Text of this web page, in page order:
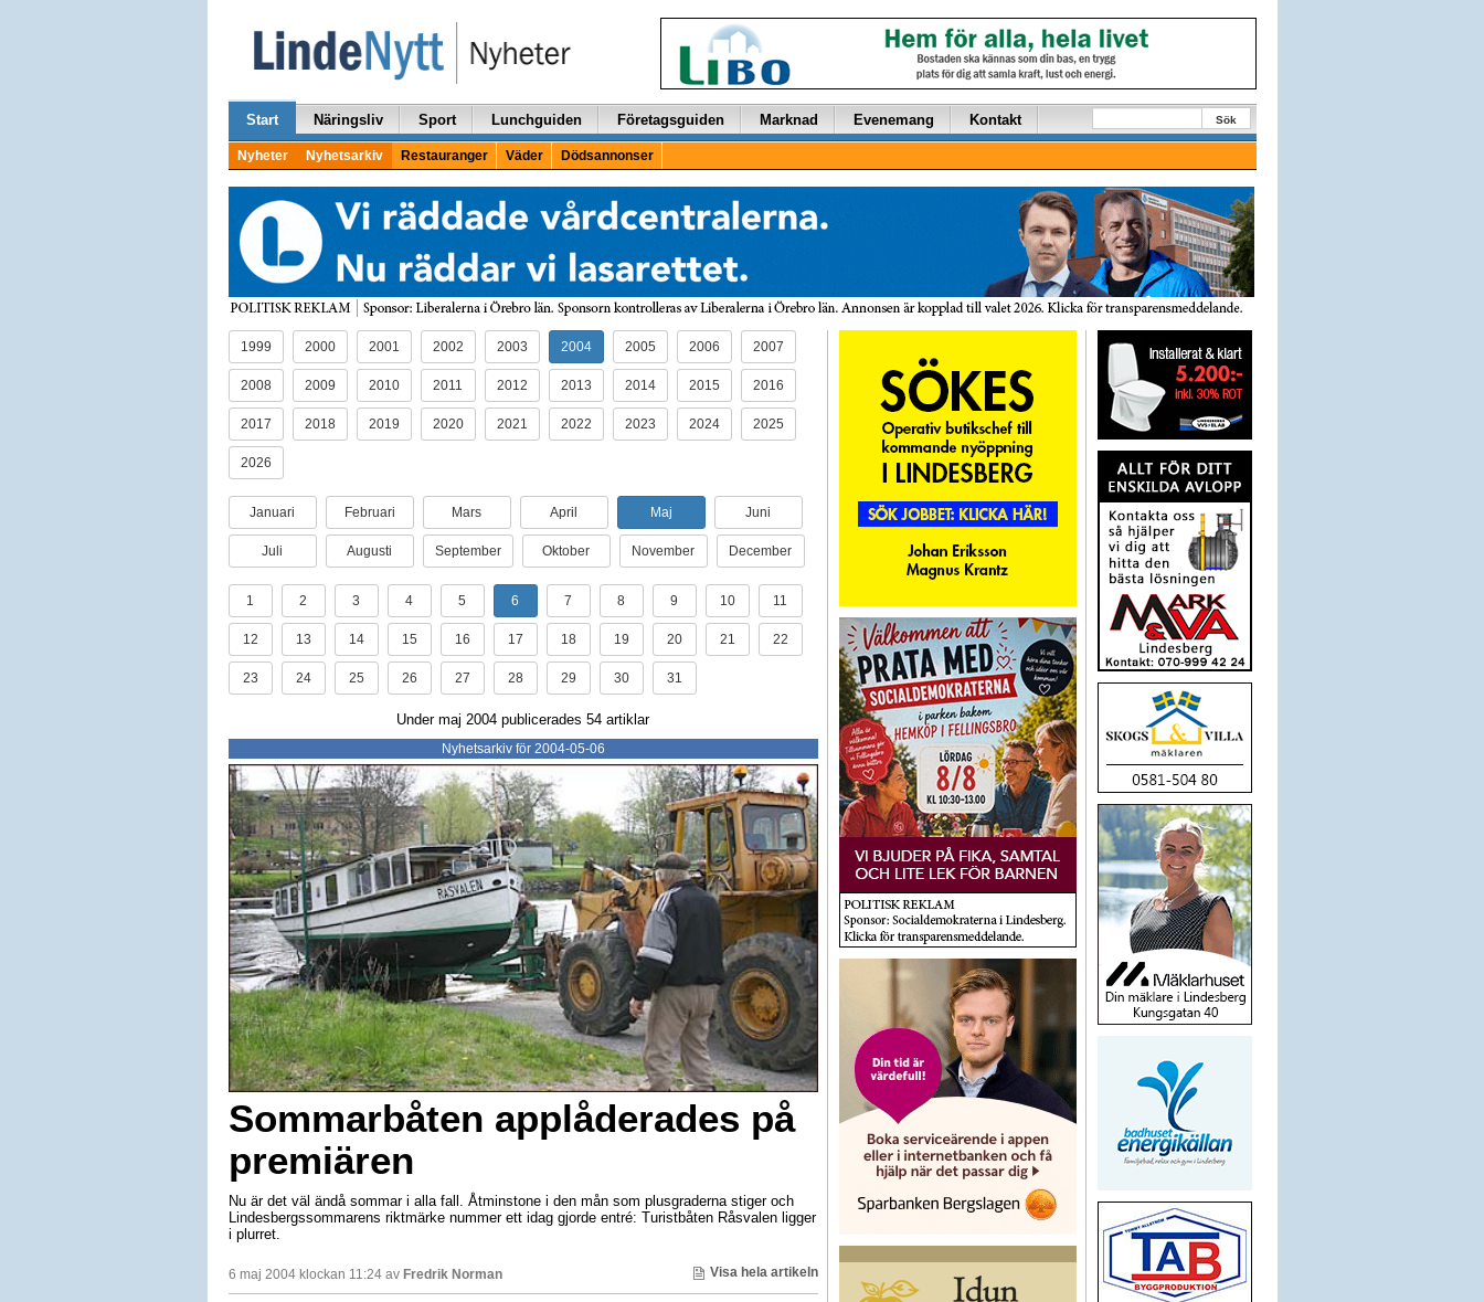
Start Näringsliv Sport Lunchguiden Företagsguiden Marknad Evenemang Kontakt Sök
Nyheter Nyhetsarkiv Restauranger Väder Dödsannonser
1999 2000 2001 2002 2003 2004 2005 2006 2007
2008 2009 2010 2011 2012 2013 2014 2015 2016
2017 2018 2019 2020 2021 2022 2023 2024 2025
2026
Januari Februari Mars April Maj Juni
Juli Augusti September Oktober November December
1 2 3 4 5 6 7 8 9 10 11
12 13 14 15 16 17 18 19 20 21 22
23 24 25 26 27 28 29 30 31
Under maj 2004 publicerades 54 artiklar
Nyhetsarkiv för 2004-05-06
Sommarbåten applåderades på
premiären
Nu är det väl ändå sommar i alla fall. Åtminstone i den mån som plusgraderna stiger och
Lindesbergssommarens riktmärke nummer ett idag gjorde entré: Turistbåten Råsvalen ligger
i plurret.
6 maj 2004 klockan 11:24 av Fredrik Norman Visa hela artikeln